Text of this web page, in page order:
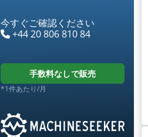
今すぐご確認ください
+44 20 806 810 84
手数料なしで販売
*1件あたり/月